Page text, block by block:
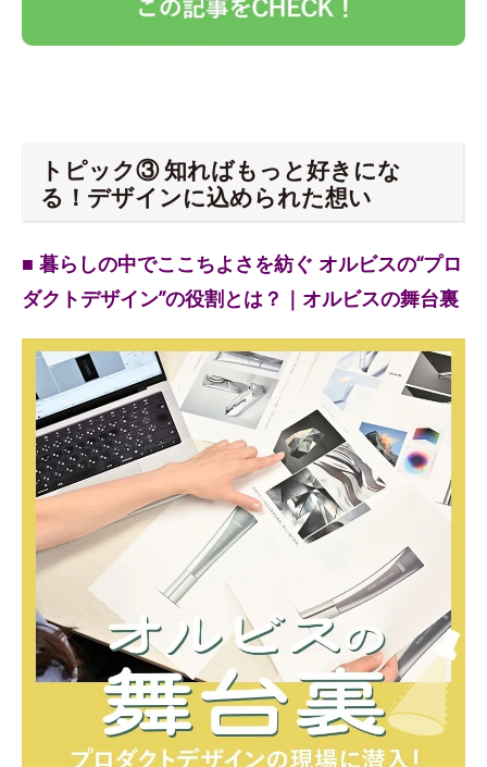
トピック③ 知ればもっと好きにな
る！デザインに込められた想い
■ 暮らしの中でここちよさを紡ぐ オルビスの“プロ
ダクトデザイン”の役割とは？｜オルビスの舞台裏